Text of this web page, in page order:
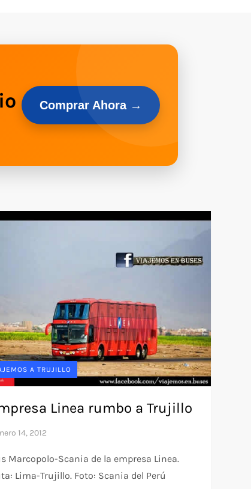
Comprar Ahora →
A TRUJILLO
Linea rumbo a Trujillo
Marcopolo-Scania de la empresa Linea.
Lima-Trujillo. Foto: Scania del Perú